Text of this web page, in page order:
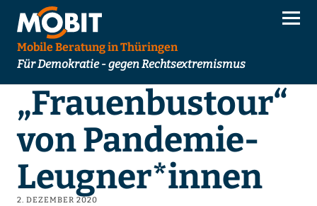
Mobile Beratung in Thüringen
Für Demokratie - gegen Rechtsextremismus
„Frauenbustour“
von Pandemie-
Leugner*innen
2. DEZEMBER 2020